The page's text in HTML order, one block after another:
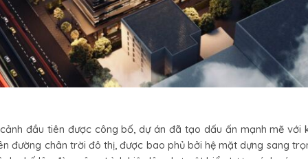
đầu tiên được công bố, dự án đã tạo dấu ấn mạnh mẽ với
đường chân trời đô thị, được bao phủ bởi hệ mặt dựng sang